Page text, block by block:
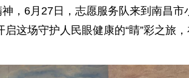
，6月27日，志愿服务队来到南昌
这场守护人民眼健康的“睛”彩之旅